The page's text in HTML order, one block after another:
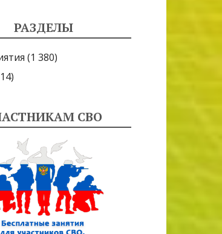
РАЗДЕЛЫ
(1 380)
СВО